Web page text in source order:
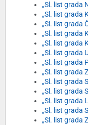
„Sl. list grada
„Sl. list grada
„Sl. list grada
„Sl. list grada
„Sl. list grada
„Sl. list grada
„Sl. list grada
„Sl. list grada
„Sl. list grada
„Sl. list grada
„Sl. list grada
„Sl. list grada
„Sl. list grada